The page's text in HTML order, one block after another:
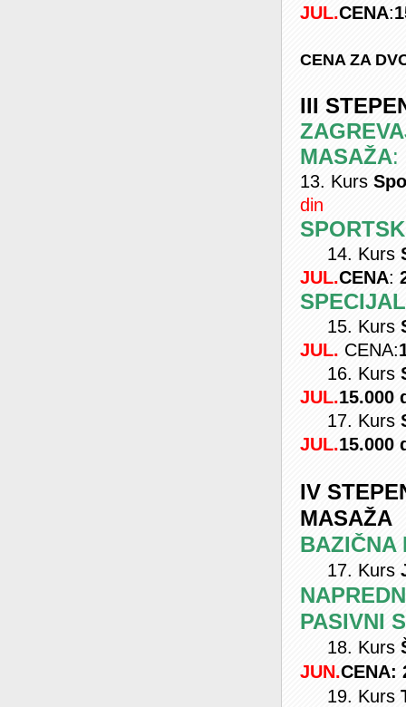
JUL.CENA:
CENA ZA
III
MASAŽA:
13. Kurs
din
14. Kurs
JUL.CENA:
15. Kurs
JUL. CENA:
16. Kurs
JUL.15.000
17. Kurs
JUL.15.000
IV
MASAŽA
BAZIČNA
17. Kurs
PASIVNI
18. Kurs
JUN.CENA:
19. Kurs